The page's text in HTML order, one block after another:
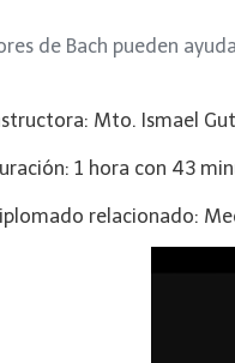
de Bach pueden
Mto. Ismael
1 hora con 43
relacionado: